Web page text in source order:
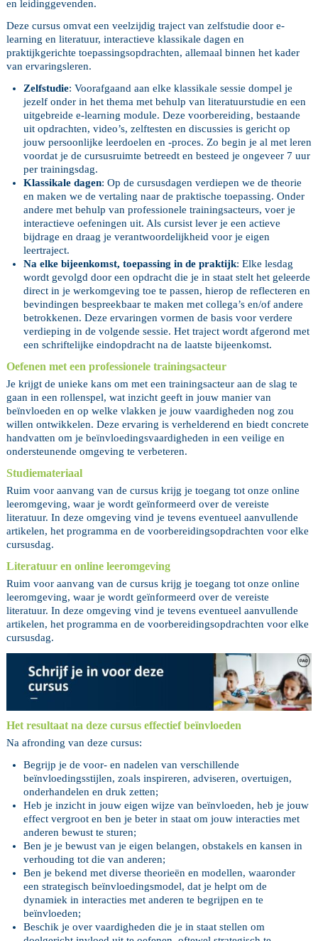
en leidinggevenden.
Deze cursus omvat een veelzijdig traject van zelfstudie door e-
learning en literatuur, interactieve klassikale dagen en
praktijkgerichte toepassingsopdrachten, allemaal binnen het kader
van ervaringsleren.
Zelfstudie: Voorafgaand aan elke klassikale sessie dompel je
jezelf onder in het thema met behulp van literatuurstudie en een
uitgebreide e-learning module. Deze voorbereiding, bestaande
uit opdrachten, video’s, zelftesten en discussies is gericht op
jouw persoonlijke leerdoelen en -proces. Zo begin je al met leren
voordat je de cursusruimte betreedt en besteed je ongeveer 7 uur
per trainingsdag.
Klassikale dagen: Op de cursusdagen verdiepen we de theorie
en maken we de vertaling naar de praktische toepassing. Onder
andere met behulp van professionele trainingsacteurs, voer je
interactieve oefeningen uit. Als cursist lever je een actieve
bijdrage en draag je verantwoordelijkheid voor je eigen
leertraject.
Na elke bijeenkomst, toepassing in de praktijk: Elke lesdag
wordt gevolgd door een opdracht die je in staat stelt het geleerde
direct in je werkomgeving toe te passen, hierop de reflecteren en
bevindingen bespreekbaar te maken met collega’s en/of andere
betrokkenen. Deze ervaringen vormen de basis voor verdere
verdieping in de volgende sessie. Het traject wordt afgerond met
een schriftelijke eindopdracht na de laatste bijeenkomst.
Oefenen met een professionele trainingsacteur
Je krijgt de unieke kans om met een trainingsacteur aan de slag te
gaan in een rollenspel, wat inzicht geeft in jouw manier van
beïnvloeden en op welke vlakken je jouw vaardigheden nog zou
willen ontwikkelen. Deze ervaring is verhelderend en biedt concrete
handvatten om je beïnvloedingsvaardigheden in een veilige en
ondersteunende omgeving te verbeteren.
Studiemateriaal
Ruim voor aanvang van de cursus krijg je toegang tot onze online
leeromgeving, waar je wordt geïnformeerd over de vereiste
literatuur. In deze omgeving vind je tevens eventueel aanvullende
artikelen, het programma en de voorbereidingsopdrachten voor elke
cursusdag.
Literatuur en online leeromgeving
Ruim voor aanvang van de cursus krijg je toegang tot onze online
leeromgeving, waar je wordt geïnformeerd over de vereiste
literatuur. In deze omgeving vind je tevens eventueel aanvullende
artikelen, het programma en de voorbereidingsopdrachten voor elke
cursusdag.
Het resultaat na deze cursus effectief beïnvloeden
Na afronding van deze cursus:
Begrijp je de voor- en nadelen van verschillende
beïnvloedingsstijlen, zoals inspireren, adviseren, overtuigen,
onderhandelen en druk zetten;
Heb je inzicht in jouw eigen wijze van beïnvloeden, heb je jouw
effect vergroot en ben je beter in staat om jouw interacties met
anderen bewust te sturen;
Ben je je bewust van je eigen belangen, obstakels en kansen in
verhouding tot die van anderen;
Ben je bekend met diverse theorieën en modellen, waaronder
een strategisch beïnvloedingsmodel, dat je helpt om de
dynamiek in interacties met anderen te begrijpen en te
beïnvloeden;
Beschik je over vaardigheden die je in staat stellen om